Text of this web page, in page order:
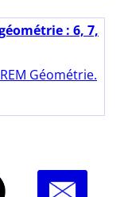
: 6, 7,
Géométrie.